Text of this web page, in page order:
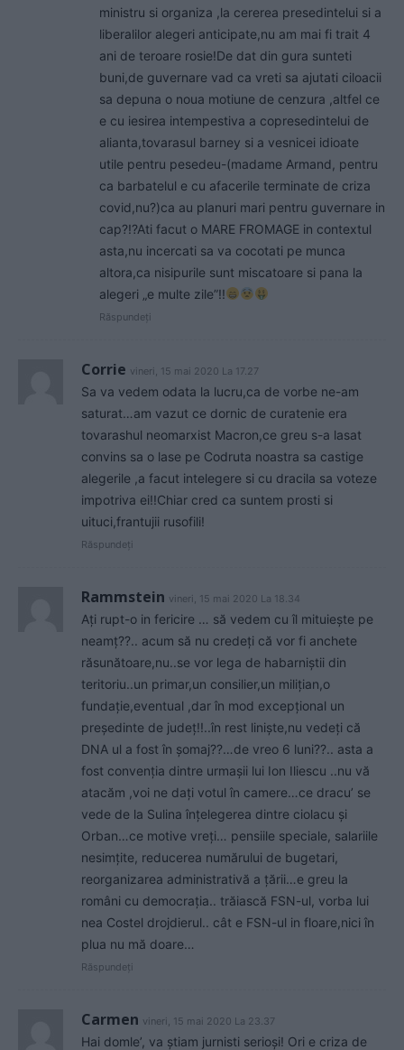
ministru si organiza ,la cererea presedintelui si a
liberalilor alegeri anticipate,nu am mai fi trait 4
ani de teroare rosie!De dat din gura sunteti
buni,de guvernare vad ca vreti sa ajutati ciloacii
sa depuna o noua motiune de cenzura ,altfel ce
e cu iesirea intempestiva a copresedintelui de
alianta,tovarasul barney si a vesnicei idioate
utile pentru pesedeu-(madame Armand, pentru
ca barbatelul e cu afacerile terminate de criza
covid,nu?)ca au planuri mari pentru guvernare in
cap?!?Ati facut o MARE FROMAGE in contextul
asta,nu incercati sa va cocotati pe munca
altora,ca nisipurile sunt miscatoare si pana la
alegeri „e multe zile”!!
Răspundeți
Corrie vineri, 15 mai 2020 La 17.27
Sa va vedem odata la lucru,ca de vorbe ne-am
saturat…am vazut ce dornic de curatenie era
tovarashul neomarxist Macron,ce greu s-a lasat
convins sa o lase pe Codruta noastra sa castige
alegerile ,a facut intelegere si cu dracila sa voteze
impotriva ei!!Chiar cred ca suntem prosti si
uituci,frantujii rusofili!
Răspundeți
Rammstein vineri, 15 mai 2020 La 18.34
Ați rupt-o in fericire … să vedem cu îl mituiește pe
neamț??.. acum să nu credeți că vor fi anchete
răsunătoare,nu..se vor lega de habarniștii din
teritoriu..un primar,un consilier,un milițian,o
fundație,eventual ,dar în mod excepțional un
președinte de județ!!..în rest liniște,nu vedeți că
DNA ul a fost în șomaj??…de vreo 6 luni??.. asta a
fost convenția dintre urmașii lui Ion Iliescu ..nu vă
atacăm ,voi ne dați votul în camere…ce dracu’ se
vede de la Sulina înțelegerea dintre ciolacu și
Orban…ce motive vreți… pensiile speciale, salariile
nesimțite, reducerea numărului de bugetari,
reorganizarea administrativă a țării…e greu la
români cu democrația.. trăiască FSN-ul, vorba lui
nea Costel drojdierul.. cât e FSN-ul in floare,nici în
plua nu mă doare…
Răspundeți
Carmen vineri, 15 mai 2020 La 23.37
Hai domle’, va știam jurnisti serioși! Ori e criza de